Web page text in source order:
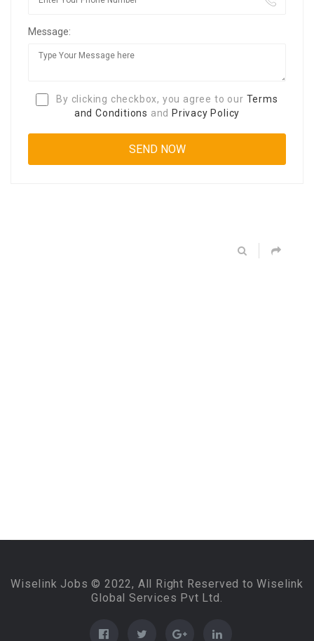
Message:
By clicking checkbox, you agree to our Terms
and Conditions and Privacy Policy
Wiselink Jobs © 2022, All Right Reserved to Wiselink
Global Services Pvt Ltd.